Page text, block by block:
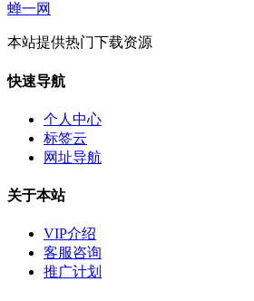
蝉一网
本站提供热门下载资源
快速导航
个人中心
标签云
网址导航
关于本站
VIP介绍
客服咨询
推广计划